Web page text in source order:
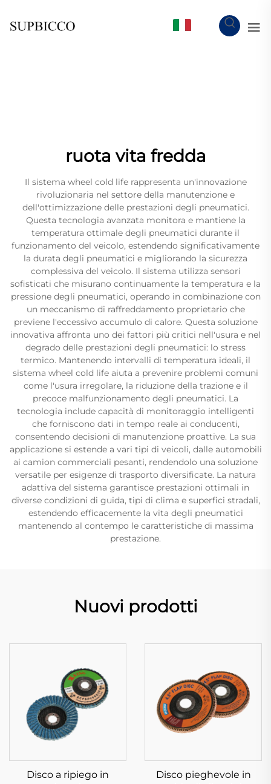
ruota vita fredda
Il sistema wheel cold life rappresenta un'innovazione
rivoluzionaria nel settore della manutenzione e
dell'ottimizzazione delle prestazioni degli pneumatici.
Questa tecnologia avanzata monitora e mantiene la
temperatura ottimale degli pneumatici durante il
funzionamento del veicolo, estendendo significativamente
la durata degli pneumatici e migliorando la sicurezza
complessiva del veicolo. Il sistema utilizza sensori
sofisticati che misurano continuamente la temperatura e la
pressione degli pneumatici, operando in combinazione con
un meccanismo di raffreddamento proprietario che
previene l'eccessivo accumulo di calore. Questa soluzione
innovativa affronta uno dei fattori più critici nell'usura e nel
degrado delle prestazioni degli pneumatici: lo stress
termico. Mantenendo intervalli di temperatura ideali, il
sistema wheel cold life aiuta a prevenire problemi comuni
come l'usura irregolare, la riduzione della trazione e il
precoce malfunzionamento degli pneumatici. La
tecnologia include capacità di monitoraggio intelligenti
che forniscono dati in tempo reale ai conducenti,
consentendo decisioni di manutenzione proattive. La sua
applicazione si estende a vari tipi di veicoli, dalle automobili
ai camion commerciali pesanti, rendendolo una soluzione
versatile per esigenze di trasporto diversificate. La natura
adattiva del sistema garantisce prestazioni ottimali in
diverse condizioni di guida, tipi di clima e superfici stradali,
estendendo efficacemente la vita degli pneumatici
mantenendo al contempo le caratteristiche di massima
prestazione.
Nuovi prodotti
Disco a ripiego in
Disco pieghevole in